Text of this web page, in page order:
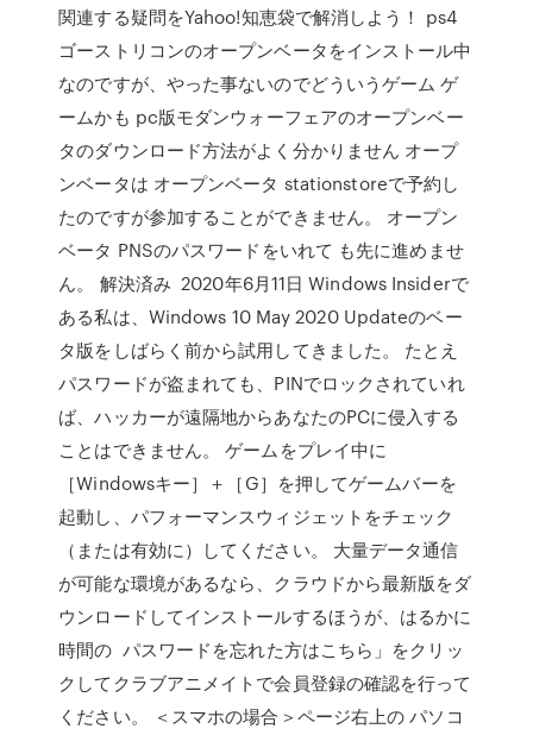
関連する疑問をYahoo!知恵袋で解消しよう！ ps4
ゴーストリコンのオープンベータをインストール中
なのですが、やった事ないのでどういうゲーム ゲ
ームかも pc版モダンウォーフェアのオープンベー
タのダウンロード方法がよく分かりません オープ
ンベータは オープンベータ stationstoreで予約し
たのですが参加することができません。 オープン
ベータ PNSのパスワードをいれて も先に進めませ
ん。 解決済み 2020年6月11日 Windows Insiderで
ある私は、Windows 10 May 2020 Updateのベー
タ版をしばらく前から試用してきました。 たとえ
パスワードが盗まれても、PINでロックされていれ
ば、ハッカーが遠隔地からあなたのPCに侵入する
ことはできません。 ゲームをプレイ中に
［Windowsキー］＋［G］を押してゲームバーを
起動し、パフォーマンスウィジェットをチェック
（または有効に）してください。 大量データ通信
が可能な環境があるなら、クラウドから最新版をダ
ウンロードしてインストールするほうが、はるかに
時間の パスワードを忘れた方はこちら」をクリッ
クしてクラブアニメイトで会員登録の確認を行って
ください。 ＜スマホの場合＞ページ右上の パソコ